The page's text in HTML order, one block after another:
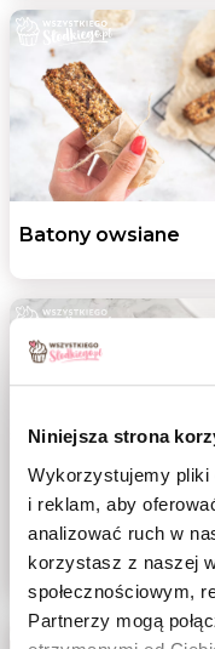
Niniejsza strona
Wykorzystujemy pliki
i reklam, aby
analizować ruch w
korzystasz z naszej
społecznościowym,
Partnerzy mogą
Batony owsiane
Biszkopt wegański
z octem